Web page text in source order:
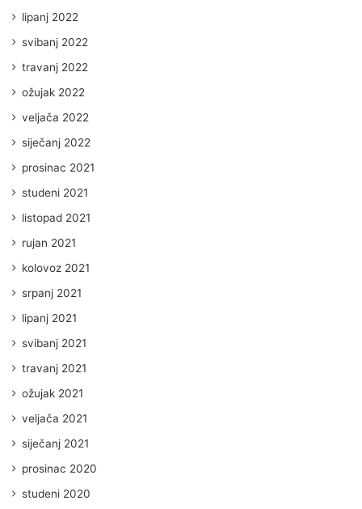
lipanj 2022
svibanj 2022
travanj 2022
ožujak 2022
veljača 2022
siječanj 2022
prosinac 2021
studeni 2021
listopad 2021
rujan 2021
kolovoz 2021
srpanj 2021
lipanj 2021
svibanj 2021
travanj 2021
ožujak 2021
veljača 2021
siječanj 2021
prosinac 2020
studeni 2020